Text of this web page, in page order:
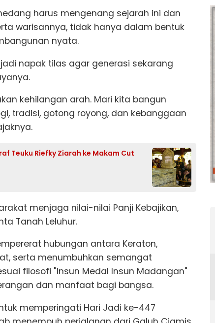
harus mengenang sejarah ini dan
warisannya, tidak hanya dalam bentuk
nyata.
napak tilas agar generasi sekarang
kehilangan arah. Mari kita bangun
tradisi, gotong royong, dan kebanggaan
Teuku Riefky Ziarah ke Makam Cut
menjaga nilai-nilai Panji Kebajikan,
Tanah Leluhur.
hubungan antara Keraton,
serta menumbuhkan semangat
filosofi "Insun Medal Insun Madangan"
dan manfaat bagi bangsa.
memperingati Hari Jadi ke-447